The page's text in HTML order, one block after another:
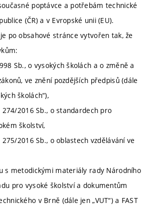
poptávce a potřebám technické
(ČR) a v Evropské unii (EU).
po obsahové stránce vytvořen tak, že
Sb., o vysokých školách a o změně a
ve znění pozdějších předpisů (dále
školách“),
2016 Sb., o standardech pro
školství,
2016 Sb., o oblastech vzdělávání ve
s metodickými materiály rady Národního
pro vysoké školství a dokumentům
v Brně (dále jen „VUT“) a FAST